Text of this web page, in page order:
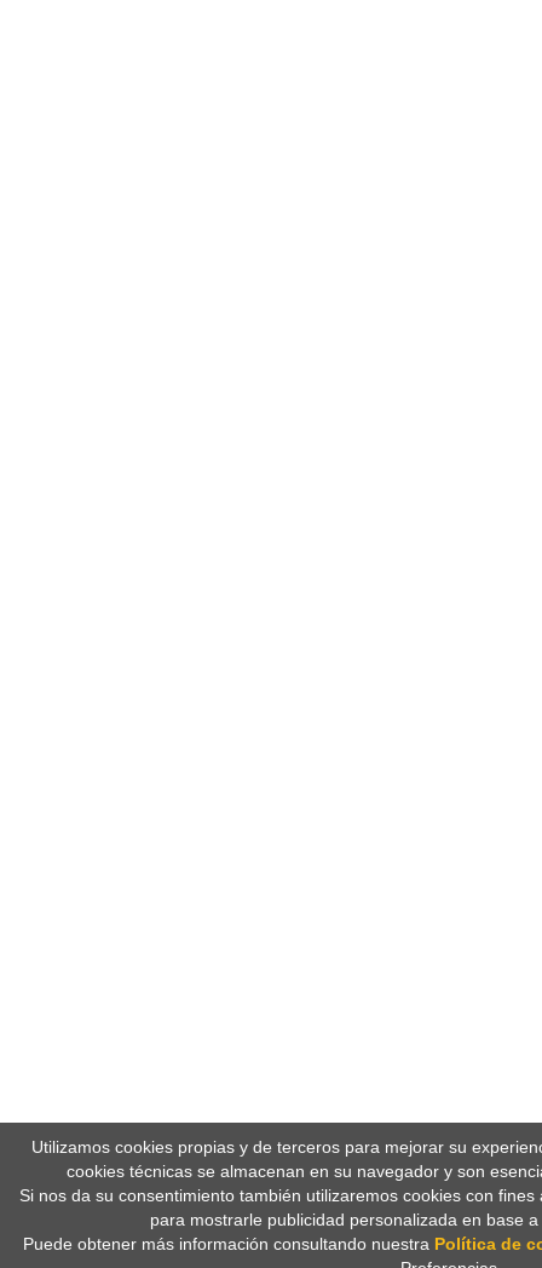
Utilizamos cookies propias y de terceros para mejorar su
cookies técnicas se almacenan en su navegador y son
Si nos da su consentimiento también utilizaremos cookies con
para mostrarle publicidad personalizada en base
Puede obtener más información consultando nuestra Política de